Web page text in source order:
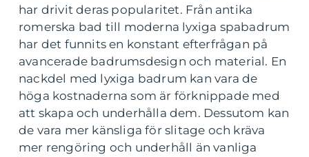
har drivit deras popularitet. Från antika
romerska bad till moderna lyxiga spabadrum
har det funnits en konstant efterfrågan på
avancerade badrumsdesign och material. En
nackdel med lyxiga badrum kan vara de
höga kostnaderna som är förknippade med
att skapa och underhålla dem. Dessutom kan
de vara mer känsliga för slitage och kräva
mer rengöring och underhåll än vanliga